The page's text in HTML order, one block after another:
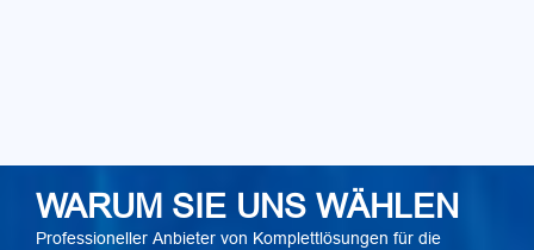
WARUM SIE UNS WÄHLEN
Professioneller Anbieter von Komplettlösungen für die